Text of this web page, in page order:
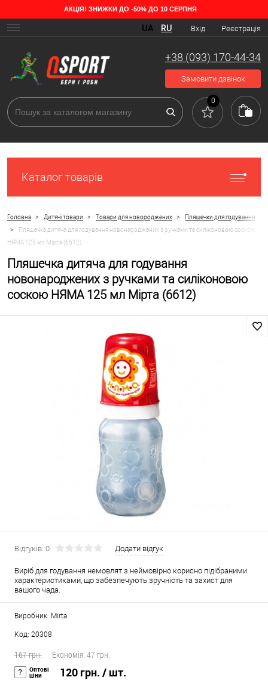
АКЦІЯ! ЗНИЖКИ ДО -50% ДО 10 СЕРПНЯ
Вхід Реєстрація
UA RU
+38 (093) 170-44-34
Замовити дзвінок
0
Каталог товарів
Головна > Дитячі товари > Товари для новороджених > Пляшечки для годування
>
Пляшечка дитяча для годування новонароджених з ручками та силіконовою соскою
НЯМА 125 мл Мірта (6612)
Пляшечка дитяча для годування
новонароджених з ручками та силіконовою
соскою НЯМА 125 мл Мірта (6612)
Відгуків: 0 Додати відгук
Виріб для годування немовлят з неймовірно корисно підібраними
характеристиками, що забезпечують зручність та захист для
вашого чада.
Виробник: Mirta
Код: 20308
167 грн. Економія: 47 грн.
Оптові
ціни 120 грн. / шт.